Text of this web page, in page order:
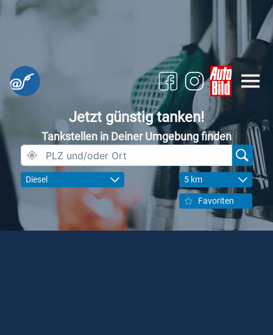
Jetzt günstig tanken!
Tankstellen in Deiner Umgebung finden
Diesel 5 km
Favoriten